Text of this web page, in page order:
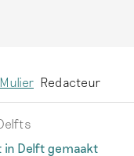
Redacteur
in Delft gemaakt